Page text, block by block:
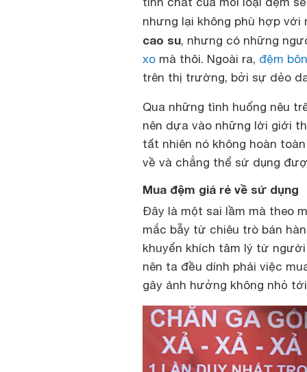
nhưng lại không phù hợp
cao su, nhưng có những
xo mà thôi. Ngoài ra, đệm
trên thị trường, bởi sự dẻo
Qua những tình huống nêu
nên dựa vào những lời giới
tất nhiên nó không hoàn
về và chẳng thể sử dụng
Mua đệm giá rẻ về sử dụng
Đây là một sai lầm mà theo
mắc bẫy từ chiêu trò bán
khuyến khích tâm lý từ
nên ta đều dính phải việc
gây ảnh hưởng không nhỏ